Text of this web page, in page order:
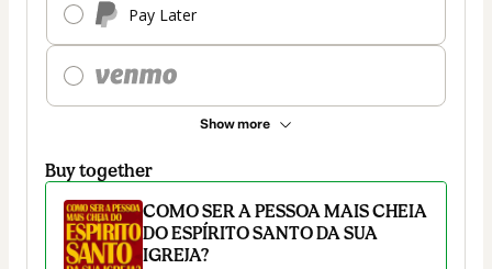
Pay Later
Show more
Buy together
COMO SER A PESSOA MAIS CHEIA
DO ESPÍRITO SANTO DA SUA
IGREJA?